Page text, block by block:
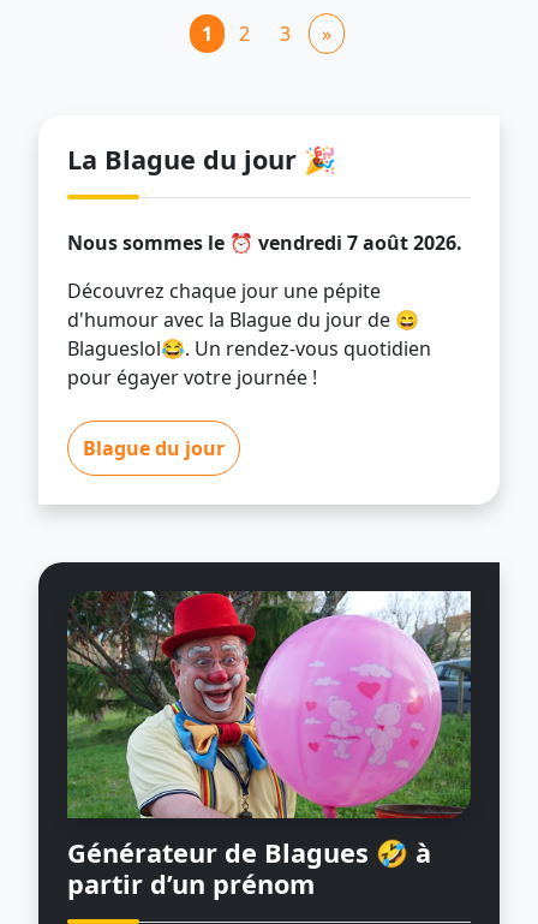
1 2 3 »
La Blague du jour 🎉
Nous sommes le ⏰ vendredi 7 août 2026.
Découvrez chaque jour une pépite
d'humour avec la Blague du jour de 😄
Blagueslol😂. Un rendez-vous quotidien
pour égayer votre journée !
Blague du jour
Générateur de Blagues 🤣 à
partir d’un prénom